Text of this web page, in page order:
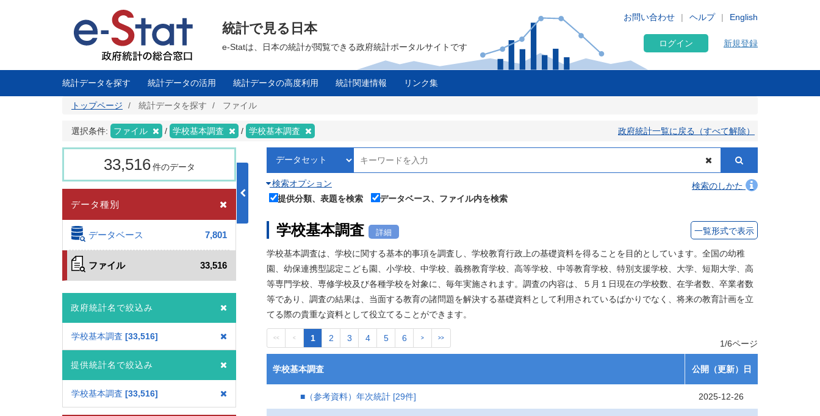
に
English
お問い合わせ ヘルプ
統計で見る日本
e-Statは、日本の統計が閲覧できる政府統計ポータルサイトです ログイン 新規登録
統計データを探す 統計データの活用 統計データの高度利用 統計関連情報 リンク集
トップページ 統計データを探す ファイル
選択条件: ファイル 学校基本調査 学校基本調査 政府統計一覧に戻る（すべて解除）
33,516 件のデータ
データ種別
データベース 7,801
ファイル 33,516
政府統計名で絞込み
学校基本調査 33,516
提供統計名で絞込み
学校基本調査 33,516
検索オプション
検索のしかた
提供分類、表題を検索
データベース、ファイル内を検索
学校基本調査 詳細 一覧形式で表示
学校基本調査は、学校に関する基本的事項を調査し、学校教育行政上の基礎資料を得ることを目的としています。全国の幼稚
園、幼保連携型認定こども園、小学校、中学校、義務教育学校、高等学校、中等教育学校、特別支援学校、大学、短期大学、高
等専門学校、専修学校及び各種学校を対象に、毎年実施されます。調査の内容は、５月１日現在の学校数、在学者数、卒業者数
等であり、調査の結果は、当面する教育の諸問題を解決する基礎資料として利用されているばかりでなく、将来の教育計画を立
てる際の貴重な資料として役立てることができます。
<< < 1 2 3 4 5 6 > >>
1/6ページ
学校基本調査 公開（更新）日
■（参考資料）年次統計 [29件] 2025-12-26